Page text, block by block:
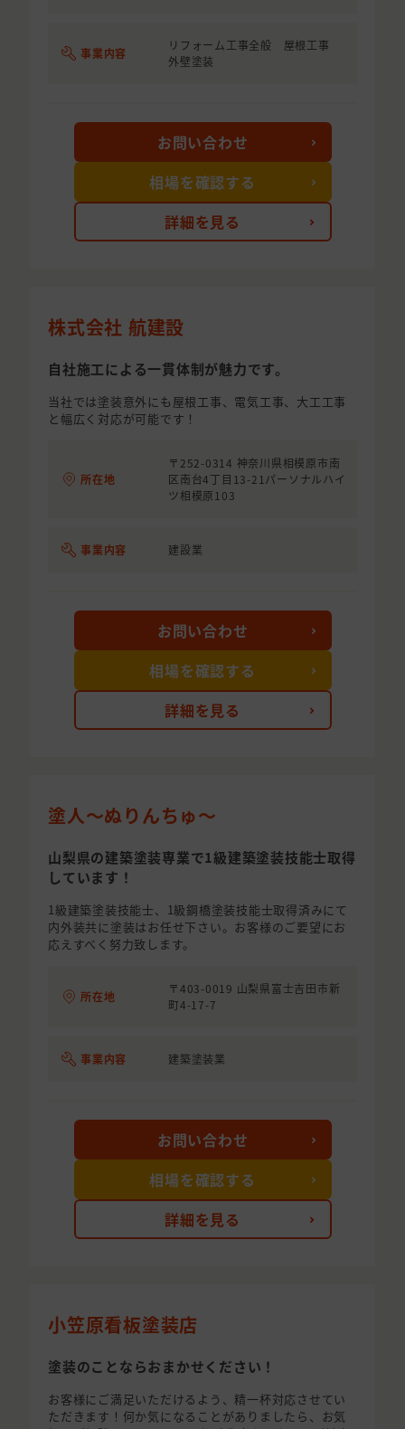
事業内容
リフォーム工事全般 屋根工事
外壁塗装
詳細を見る
お問い合わせ
相場を確認する
株式会社 航建設
自社施工による一貫体制が魅力です。
当社では塗装意外にも屋根工事、電気工事、大工工事
と幅広く対応が可能です！
所在地
〒252-0314 神奈川県相模原市南
区南台4丁目13-21パーソナルハイ
ツ相模原103
事業内容 建設業
詳細を見る
お問い合わせ
相場を確認する
塗人〜ぬりんちゅ〜
山梨県の建築塗装専業で1級建築塗装技能士取得
しています！
1級建築塗装技能士、1級鋼橋塗装技能士取得済みにて
内外装共に塗装はお任せ下さい。お客様のご要望にお
応えすべく努力致します。
所在地
〒403-0019 山梨県富士吉田市新
町4-17-7
事業内容 建築塗装業
詳細を見る
お問い合わせ
相場を確認する
小笠原看板塗装店
塗装のことならおまかせください！
お客様にご満足いただけるよう、精一杯対応させてい
ただきます！何か気になることがありましたら、お気